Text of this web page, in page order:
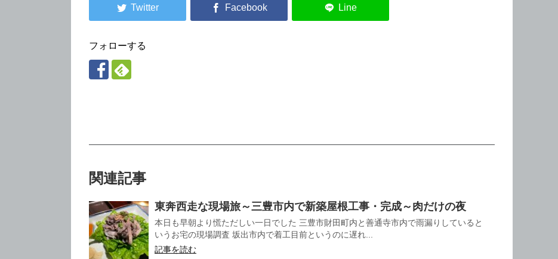
フォローする
関連記事
東奔西走な現場旅～三豊市内で新築屋根工事・完成～肉だけの夜
本日も早朝より慌ただしい一日でした 三豊市財田町内と善通寺市内で雨漏りしていると
いうお宅の現場調査 坂出市内で着工目前というのに遅れ...
記事を読む